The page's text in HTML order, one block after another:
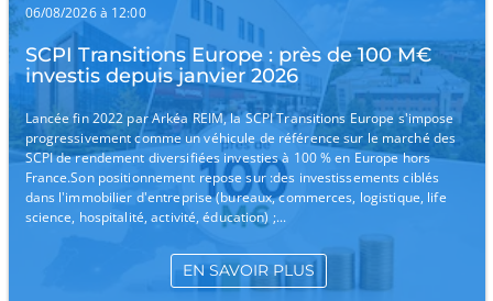
06/08/2026 à 12:00
SCPI Transitions Europe : près de 100 M€
investis depuis janvier 2026
Lancée fin 2022 par Arkéa REIM, la SCPI Transitions Europe s'impose
progressivement comme un véhicule de référence sur le marché des
SCPI de rendement diversifiées investies à 100 % en Europe hors
France.Son positionnement repose sur :des investissements ciblés
dans l'immobilier d'entreprise (bureaux, commerces, logistique, life
science, hospitalité, activité, éducation) ;...
EN SAVOIR PLUS